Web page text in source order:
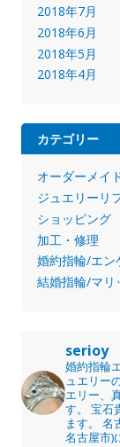
2018年7月
2018年6月
2018年5月
2018年4月
カテゴリー
オーダーメイ
ジュエリーリ
ショッピング
加工・修理
婚約指輪/エン
結婚指輪/マリ
serioy
婚約指輪
ュエリー
エリー、
す。
宝石
ます。
名
名古屋市)